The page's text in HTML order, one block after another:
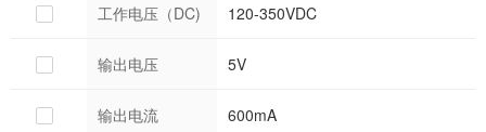
工作电压（DC) 120-350VDC
输出电压 5V
输出电流 600mA